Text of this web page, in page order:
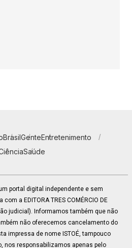
BrasilGenteEntretenimento
Saúde
um portal digital independente e sem
a EDITORA TRES COMÉRCIO DE
judicial). Informamos também que não
não oferecemos cancelamento do
impressa de nome ISTOÉ, tampouco
nos responsabilizamos apenas pelo